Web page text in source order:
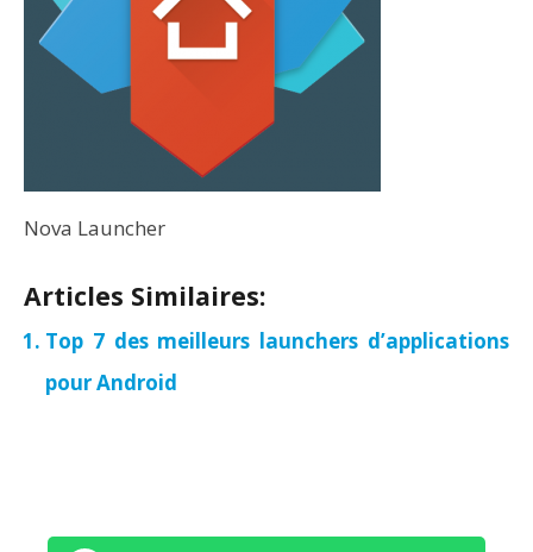
Nova Launcher
Articles Similaires:
Top 7 des meilleurs launchers d’applications
pour Android